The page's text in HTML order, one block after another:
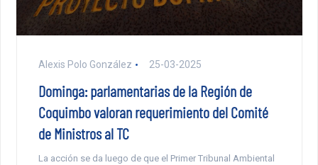
Alexis Polo González 25-03-2025
Dominga: parlamentarias de la Región de
Coquimbo valoran requerimiento del Comité
de Ministros al TC
La acción se da luego de que el Primer Tribunal Ambiental